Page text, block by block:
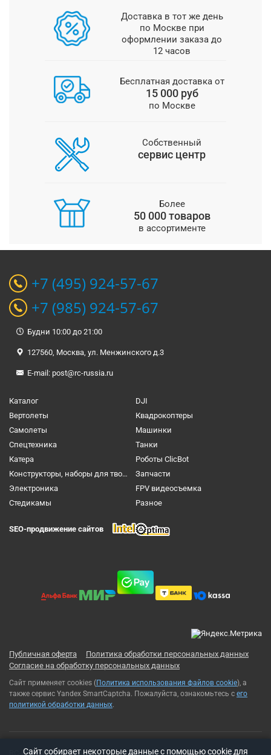
Доставка в тот же день
по Москве при
оформлении заказа до
12 часов
Бесплатная доставка от
15 000 руб
по Москве
Собственный
сервис центр
Более
50 000 товаров
в ассортименте
+7 (495) 924-57-67
+7 (985) 924-57-67
Будни 10:00 до 21:00
127560, Москва, ул. Менжинского д.3
E-mail: post@rc-russia.ru
Каталог
DJI
Вертолеты
Квадрокоптеры
Самолеты
Машинки
Спецтехника
Танки
Катера
Роботы ClicBot
Конструкторы, наборы для творчества и настольные игры
Запчасти
Электроника
FPV видеосъемка
Cтедикамы
Разное
SEO-продвижение сайтов
Публичная оферта
Политика обработки персональных данных
Согласие на обработку персональных данных
Сайт применяет cookies (Политика использования файлов cookie), а
также сервис Yandex SmartCaptcha. Пожалуйста, ознакомьтесь с его
политикой обработки данных.
RC-Russia 2013-2026© Все права защищены. Использование
Cайт собирает некоторые данные с помощью cookie для